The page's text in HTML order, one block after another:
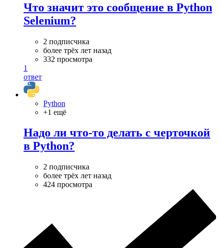
Что значит это сообщение в Python
Selenium?
2 подписчика
более трёх лет назад
332 просмотра
1
ответ
Python
+1 ещё
Надо ли что-то делать с черточкой
в Python?
2 подписчика
более трёх лет назад
424 просмотра